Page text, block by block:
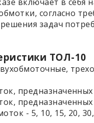
согласно
задач
ТОЛ-10
предназначенных
- 5, 10, 15, 20, 30,